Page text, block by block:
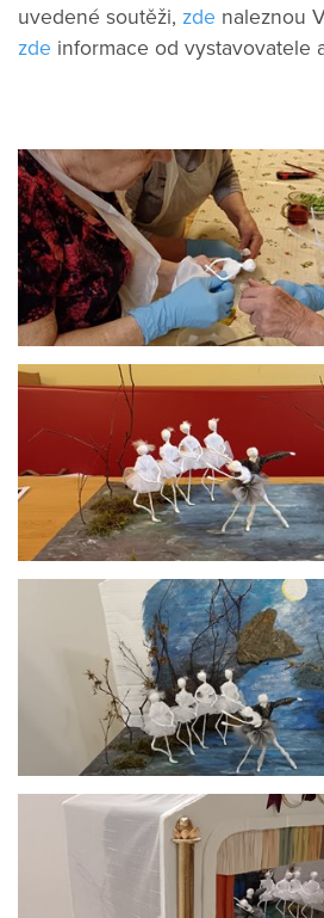
uvedené soutěži, zde naleznou
zde informace od vystavovatele